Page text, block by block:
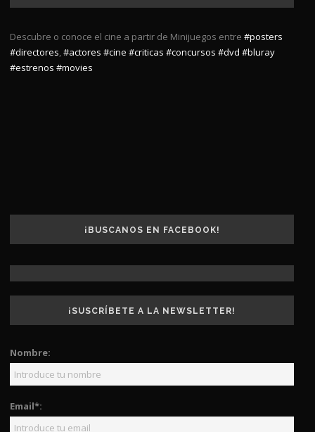
Descubre o conoce el cine a partir de Minijuegos entre #posters
#directores,#actores #cine #criticas #concursos #dvd #bluray
#estrenos #movies
¡BUSCANOS EN FACEBOOK!
¡SUSCRÍBETE A LA NEWSLETTER!
Nombre:
Email*: